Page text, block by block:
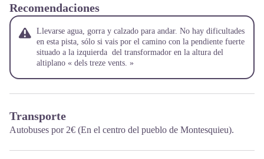
Recomendaciones
Llevarse agua, gorra y calzado para andar. No hay dificultades
en esta pista, sólo si vais por el camino con la pendiente fuerte
situado a la izquierda del transformador en la altura del
altiplano « dels treze vents. »
Transporte
Autobuses por 2€ (En el centro del pueblo de Montesquieu).